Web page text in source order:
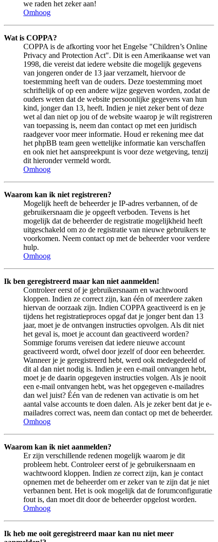
we raden het zeker aan!
Omhoog
Wat is COPPA?
COPPA is de afkorting voor het Engelse "Children’s Online
Privacy and Protection Act". Dit is een Amerikaanse wet van
1998, die vereist dat iedere website die mogelijk gegevens
van jongeren onder de 13 jaar verzamelt, hiervoor de
toestemming heeft van de ouders. Deze toestemming moet
schriftelijk of op een andere wijze gegeven worden, zodat de
ouders weten dat de website persoonlijke gegevens van hun
kind, jonger dan 13, heeft. Indien je niet zeker bent of deze
wet al dan niet op jou of de website waarop je wilt registreren
van toepassing is, neem dan contact op met een juridisch
raadgever voor meer informatie. Houd er rekening mee dat
het phpBB team geen wettelijke informatie kan verschaffen
en ook niet het aanspreekpunt is voor deze wetgeving, tenzij
dit hieronder vermeld wordt.
Omhoog
Waarom kan ik niet registreren?
Mogelijk heeft de beheerder je IP-adres verbannen, of de
gebruikersnaam die je opgeeft verboden. Tevens is het
mogelijk dat de beheerder de registratie mogelijkheid heeft
uitgeschakeld om zo de registratie van nieuwe gebruikers te
voorkomen. Neem contact op met de beheerder voor verdere
hulp.
Omhoog
Ik ben geregistreerd maar kan niet aanmelden!
Controleer eerst of je gebruikersnaam en wachtwoord
kloppen. Indien ze correct zijn, kan één of meerdere zaken
hiervan de oorzaak zijn. Indien COPPA geactiveerd is en je
tijdens het registratieproces opgaf dat je jonger bent dan 13
jaar, moet je de ontvangen instructies opvolgen. Als dit niet
het geval is, moet je account dan geactiveerd worden?
Sommige forums vereisen dat iedere nieuwe account
geactiveerd wordt, ofwel door jezelf of door een beheerder.
Wanneer je je geregistreerd hebt, werd ook medegedeeld of
dit al dan niet nodig is. Indien je een e-mail ontvangen hebt,
moet je de daarin opgegeven instructies volgen. Als je nooit
een e-mail ontvangen hebt, was het opgegeven e-mailadres
dan wel juist? Één van de redenen van activatie is om het
aantal valse accounts te doen dalen. Als je zeker bent dat je e-
mailadres correct was, neem dan contact op met de beheerder.
Omhoog
Waarom kan ik niet aanmelden?
Er zijn verschillende redenen mogelijk waarom je dit
probleem hebt. Controleer eerst of je gebruikersnaam en
wachtwoord kloppen. Indien ze correct zijn, kan je contact
opnemen met de beheerder om er zeker van te zijn dat je niet
verbannen bent. Het is ook mogelijk dat de forumconfiguratie
fout is, dan moet dit door de beheerder opgelost worden.
Omhoog
Ik heb me ooit geregistreerd maar kan nu niet meer